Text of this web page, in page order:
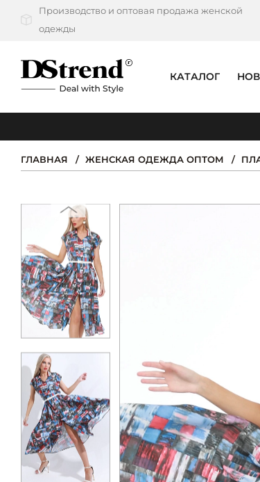
Производство и оптовая продажа женской
одежды
КАТАЛОГ
КАТАЛОГ
НОВИНКИ
PREMIUM
РАСПРОДАЖА
АКЦИИ
КОНТАКТЫ
ЖУРНАЛ
О НАС
СКИДКИ
ЧАСТО ЗАДАВАЕМЫЕ
ГЛАВНАЯ ЖЕНСКАЯ ОДЕЖДА ОПТОМ